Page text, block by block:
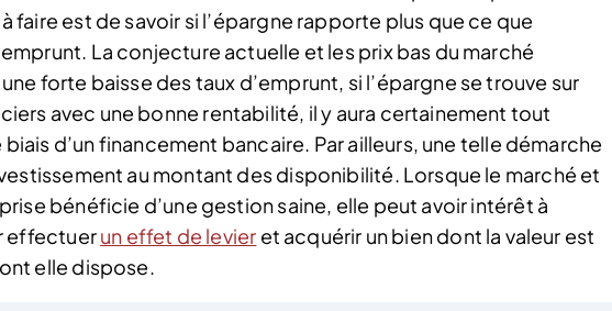
faire est de savoir si l’épargne rapporte plus que ce que
La conjecture actuelle et les prix bas du marché
forte baisse des taux d’emprunt, si l’épargne se trouve sur
avec une bonne rentabilité, il y aura certainement tout
d’un financement bancaire. Par ailleurs, une telle démarche
au montant des disponibilité. Lorsque le marché et
bénéficie d’une gestion saine, elle peut avoir intérêt à
effectuerun effet de levier et acquérir un bien dont la valeur est
elle dispose.